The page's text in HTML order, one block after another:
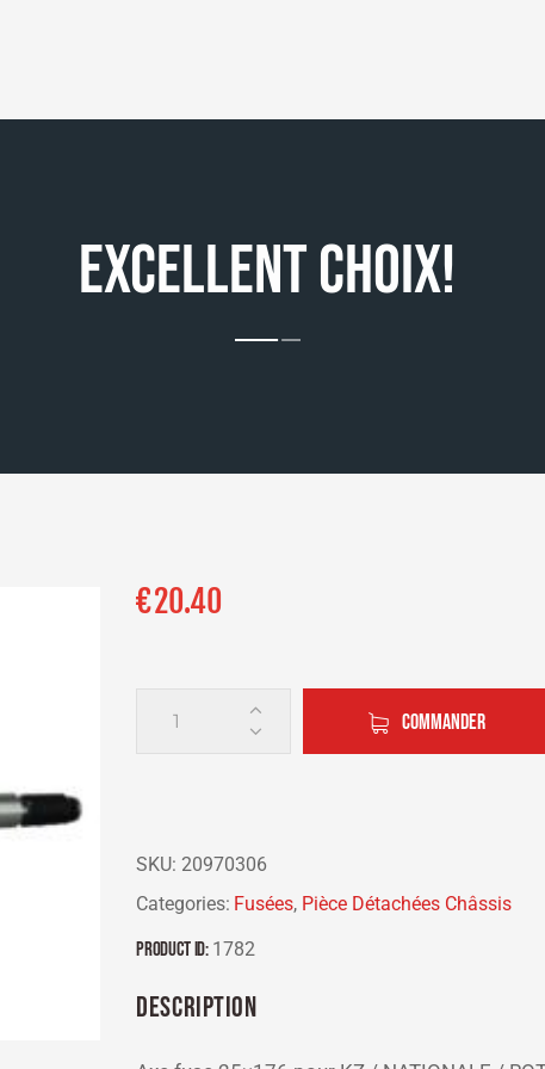
EXCELLENT CHOIX!
€20.40
COMMANDER
SKU:20970306
Categories: Fusées, Pièce Détachées Châssis
Product ID: 1782
DESCRIPTION